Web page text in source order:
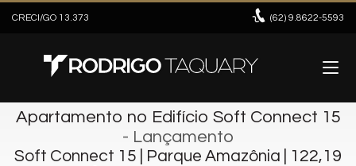
CRECI/GO 13.373 (62) 9.8622-5593
Apartamento no Edifício Soft Connect 15
- Lançamento
Soft Connect 15 | Parque Amazônia | 122,19